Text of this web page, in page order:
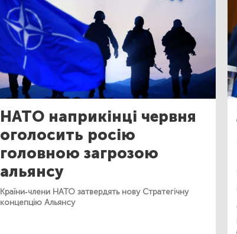
НАТО наприкінці червня
оголосить росію
головною загрозою
альянсу
Країни-члени НАТО затвердять нову Стратегічну
концепцію Альянсу